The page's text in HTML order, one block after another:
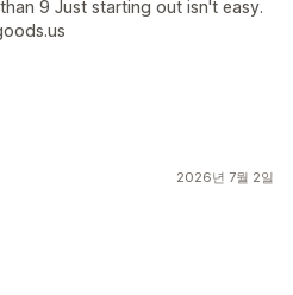
9 Just starting out isn't easy.
2026년 7월 2일